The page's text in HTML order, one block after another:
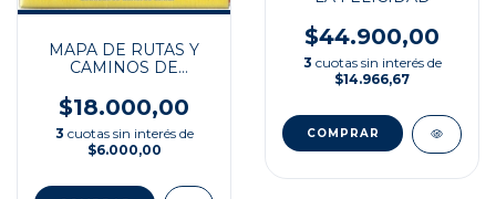
MAPA DE RUTAS Y
CAMINOS DE
$18.000,00
3 cuotas sin interés de
$6.000,00
$44.900,00
3 cuotas sin interés de
$14.966,67